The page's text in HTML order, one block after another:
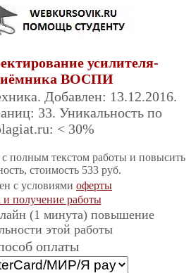
усилителя-
ВОСПИ
Добавлен: 13.12.2016.
33. Уникальность по
< 30%
полным текстом работы и повысить
стоимость 533 руб.
с условиями оферты
и получение работы
(1 минута) повышение
этой работы
оплаты